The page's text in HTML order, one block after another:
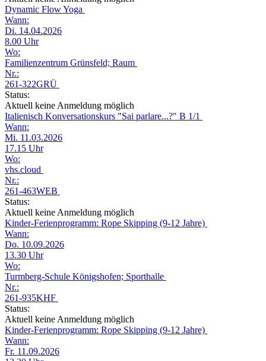
Dynamic Flow Yoga
Wann:
Di. 14.04.2026
8.00 Uhr
Wo:
Familienzentrum Grünsfeld; Raum
Nr.:
261-322GRÜ
Status:
Aktuell keine Anmeldung möglich
Italienisch Konversationskurs "Sai parlare...?" B 1/1
Wann:
Mi. 11.03.2026
17.15 Uhr
Wo:
vhs.cloud
Nr.:
261-463WEB
Status:
Aktuell keine Anmeldung möglich
Kinder-Ferienprogramm: Rope Skipping (9-12 Jahre)
Wann:
Do. 10.09.2026
13.30 Uhr
Wo:
Turmberg-Schule Königshofen; Sporthalle
Nr.:
261-935KHF
Status:
Aktuell keine Anmeldung möglich
Kinder-Ferienprogramm: Rope Skipping (9-12 Jahre)
Wann:
Fr. 11.09.2026